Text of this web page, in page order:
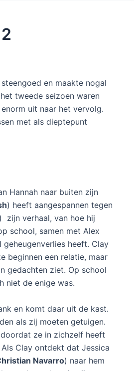
en maakte nogal
tweede seizoen waren
uit naar het vervolg.
met als dieptepunt
Hannah naar buiten zijn
) heeft aangespannen tegen
) zijn verhaal, van hoe hij
school, samen met Alex
heeft. Clay
beginnen een relatie, maar
gedachten ziet. Op school
niet de enige was.
en komt daar uit de kast.
als zij moeten getuigen.
ze in zichzelf heeft
Clay ontdekt dat Jessica
Navarro) naar hem